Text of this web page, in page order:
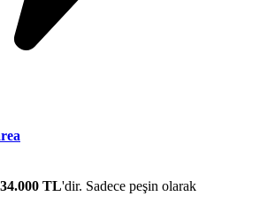
TL'dir. Sadece peşin olarak